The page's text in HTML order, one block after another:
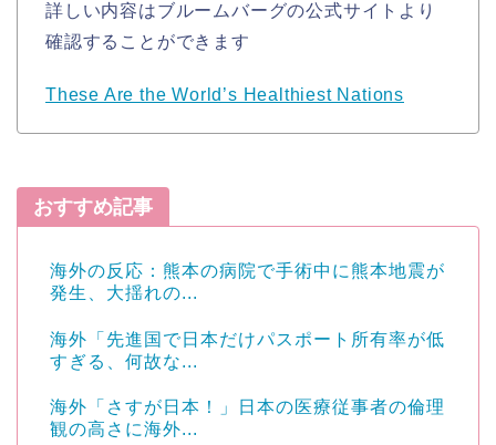
詳しい内容はブルームバーグの公式サイトより
確認することができます
These Are the World’s Healthiest Nations
おすすめ記事
海外の反応：熊本の病院で手術中に熊本地震が
発生、大揺れの...
海外「先進国で日本だけパスポート所有率が低
すぎる、何故な...
海外「さすが日本！」日本の医療従事者の倫理
観の高さに海外...